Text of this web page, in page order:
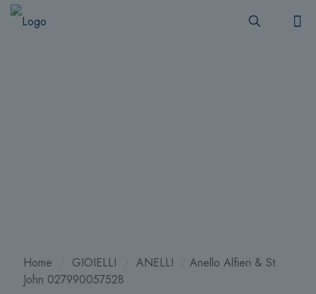
Home GIOIELLI ANELLI
Anello Alfieri & St.
John 027990057528